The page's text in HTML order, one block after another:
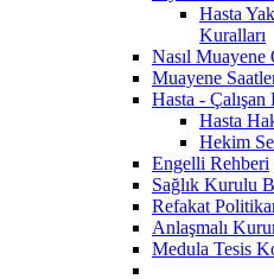
Hasta
Kuralları
Nasıl Muayene
Muayene
Hasta -
Hasta
Hekim
Engelli Rehberi
Sağlık Kurulu
Refakat
Anlaşmalı
Medula Tesis